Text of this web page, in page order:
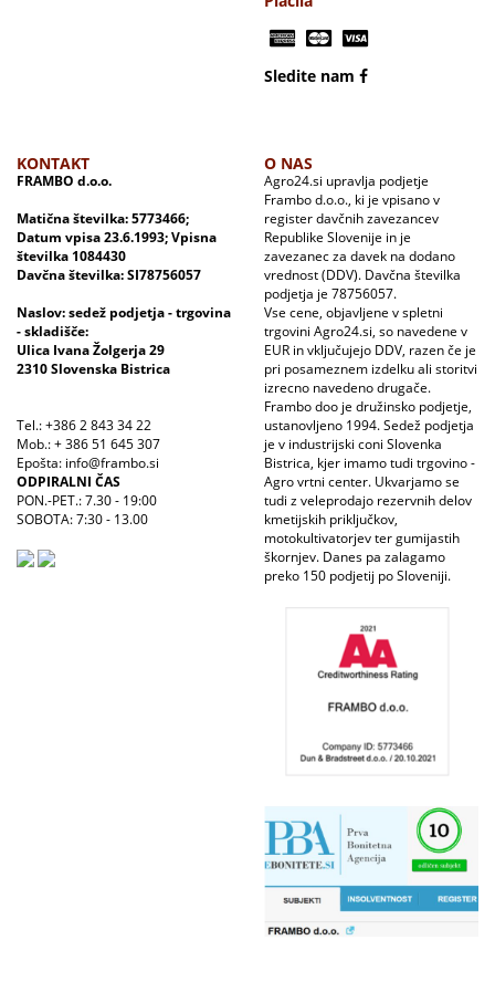
Sledite nam
KONTAKT
FRAMBO d.o.o.
Matična številka: 5773466;
Datum vpisa 23.6.1993; Vpisna
številka 1084430
Davčna številka: SI78756057
Naslov: sedež podjetja - trgovina
- skladišče:
Ulica Ivana Žolgerja 29
2310 Slovenska Bistrica
Tel.: +386 2 843 34 22
Mob.: + 386 51 645 307
Epošta: info@frambo.si
ODPIRALNI ČAS
PON.-PET.: 7.30 - 19:00
SOBOTA: 7:30 - 13.00
O NAS
Agro24.si upravlja podjetje
Frambo d.o.o., ki je vpisano v
register davčnih zavezancev
Republike Slovenije in je
zavezanec za davek na dodano
vrednost (DDV). Davčna številka
podjetja je 78756057.
Vse cene, objavljene v spletni
trgovini Agro24.si, so navedene v
EUR in vključujejo DDV, razen če je
pri posameznem izdelku ali storitvi
izrecno navedeno drugače.
Frambo doo je družinsko podjetje,
ustanovljeno 1994. Sedež podjetja
je v industrijski coni Slovenka
Bistrica, kjer imamo tudi trgovino -
Agro vrtni center. Ukvarjamo se
tudi z veleprodajo rezervnih delov
kmetijskih priključkov,
motokultivatorjev ter gumijastih
škornjev. Danes pa zalagamo
preko 150 podjetij po Sloveniji.